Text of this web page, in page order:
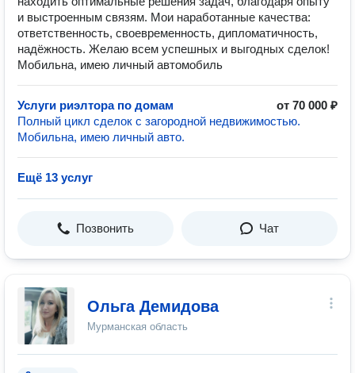
и выстроенным связям. Мои наработанные качества:
ответственность, своевременность, дипломатичность,
надёжность. Желаю всем успешных и выгодных сделок!
Мобильна, имею личный автомобиль
Услуги риэлтора по домам
от 70 000 ₽
Полный цикл сделок с загородной недвижимостью.
Мобильна, имею личный авто.
Ещё 13 услуг
Позвонить Чат
Ольга Демидова
Мурманская область